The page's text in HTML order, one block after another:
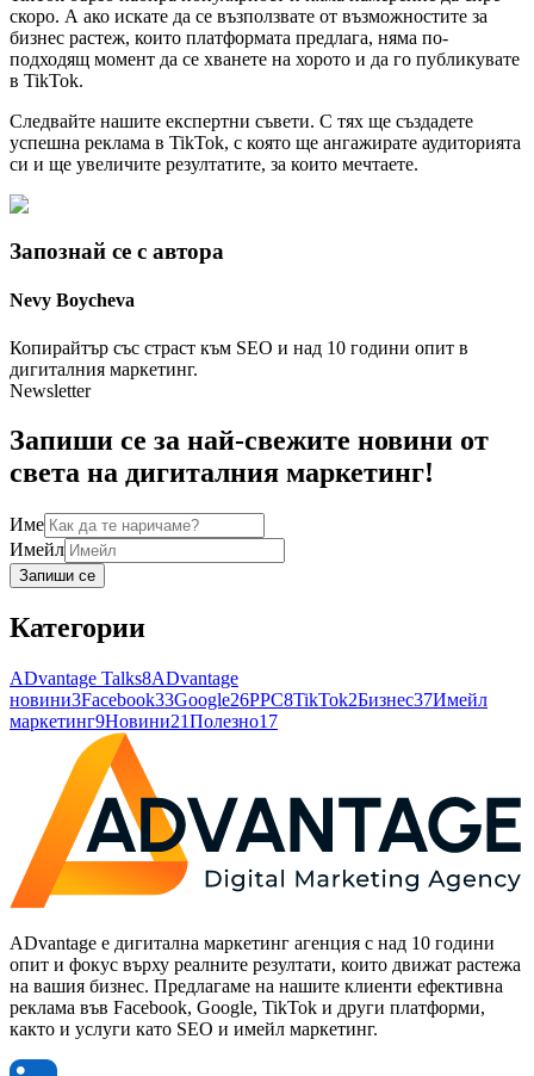
скоро. А ако искате да се възползвате от възможностите за
бизнес растеж, които платформата предлага, няма по-
подходящ момент да се хванете на хорото и да го публикувате
в TikTok.
Следвайте нашите експертни съвети. С тях ще създадете
успешна реклама в TikTok, с която ще ангажирате аудиторията
си и ще увеличите резултатите, за които мечтаете.
Запознай се с автора
Nevy Boycheva
Копирайтър със страст към SEO и над 10 години опит в
дигиталния маркетинг.
Newsletter
Запиши се за най-свежите новини от
света на дигиталния маркетинг!
Име
Имейл
Запиши се
Категории
ADvantage Talks8ADvantage
новини3Facebook33Google26PPC8TikTok2Бизнес37Имейл
маркетинг9Новини21Полезно17
ADvantage е дигитална маркетинг агенция с над 10 години
опит и фокус върху реалните резултати, които движат растежа
на вашия бизнес. Предлагаме на нашите клиенти ефективна
реклама във Facebook, Google, TikTok и други платформи,
както и услуги като SEO и имейл маркетинг.